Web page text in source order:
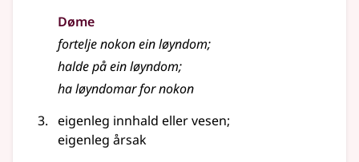
Døme
fortelje nokon ein løyndom;
halde på ein løyndom;
ha løyndomar for nokon
eigenleg innhald eller vesen;
eigenleg årsak